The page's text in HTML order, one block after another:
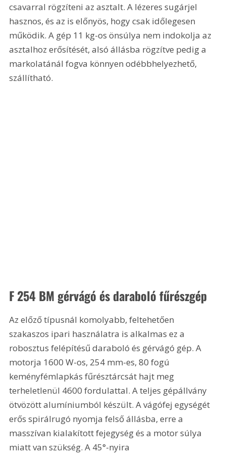
csavarral rögzíteni az asztalt. A lézeres sugárjel
hasznos, és az is előnyös, hogy csak időlegesen
működik. A gép 11 kg-os önsúlya nem indokolja az
asztalhoz erősítését, alsó állásba rögzítve pedig a
markolatánál fogva könnyen odébbhelyezhető,
szállítható.
F 254 BM gérvágó és daraboló fűrészgép
Az előző típusnál komolyabb, feltehetően
szakaszos ipari használatra is alkalmas ez a
robosztus felépítésű daraboló és gérvágó gép. A
motorja 1600 W-os, 254 mm-es, 80 fogú
keményfémlapkás fűrésztárcsát hajt meg
terheletlenül 4600 fordulattal. A teljes gépállvány
ötvözött alumíniumból készült. A vágófej egységét
erős spirálrugó nyomja felső állásba, erre a
masszívan kialakított fejegység és a motor súlya
miatt van szükség. A 45°-nyira